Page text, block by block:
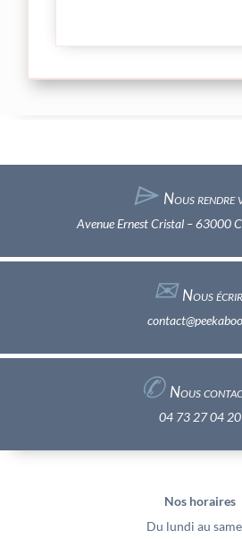
⌲ Nous rendre
Avenue Ernest Cristal – 63000
✉︎Nous
✆ Nous
04 73 27 04 20
Nos horaires
Du lundi au